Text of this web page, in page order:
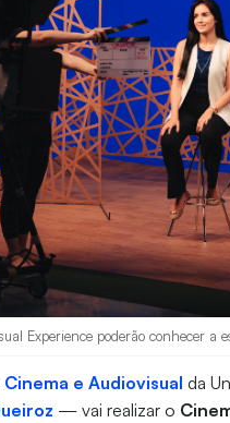
Experience poderão conhecer a
Cinema e Audiovisual da
— vai realizar o